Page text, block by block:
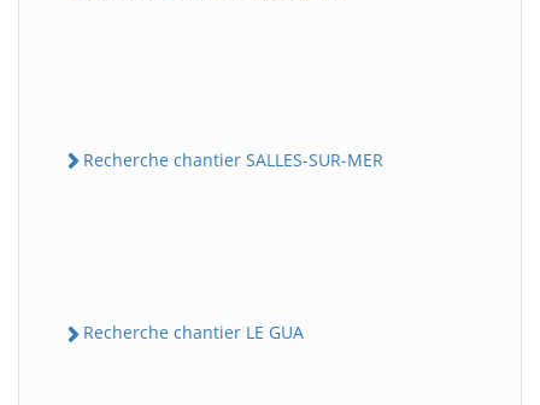
Recherche chantier SALLES-SUR-MER
Recherche chantier LE GUA